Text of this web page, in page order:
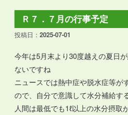
Ｒ７．７月の行事予定
投稿日： 2025-07-01
今年は5月末より30度越えの夏日
ないですね
ニュースでは熱中症や脱水症等が
ので、自分で意識して水分補給す
人間は最低でも1ℓ以上の水分摂